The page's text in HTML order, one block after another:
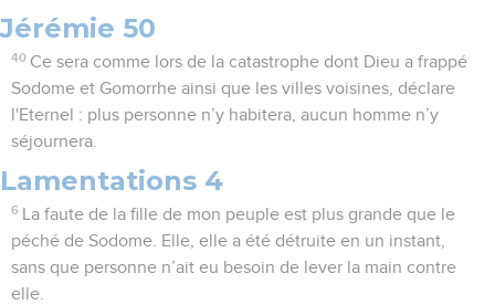
Jérémie 50
40 Ce sera comme lors de la catastrophe dont Dieu a frappé
Sodome et Gomorrhe ainsi que les villes voisines, déclare
l'Eternel : plus personne n’y habitera, aucun homme n’y
séjournera.
Lamentations 4
6
La faute de la fille de mon peuple est plus grande que le
péché de Sodome. Elle, elle a été détruite en un instant,
sans que personne n’ait eu besoin de lever la main contre
elle.